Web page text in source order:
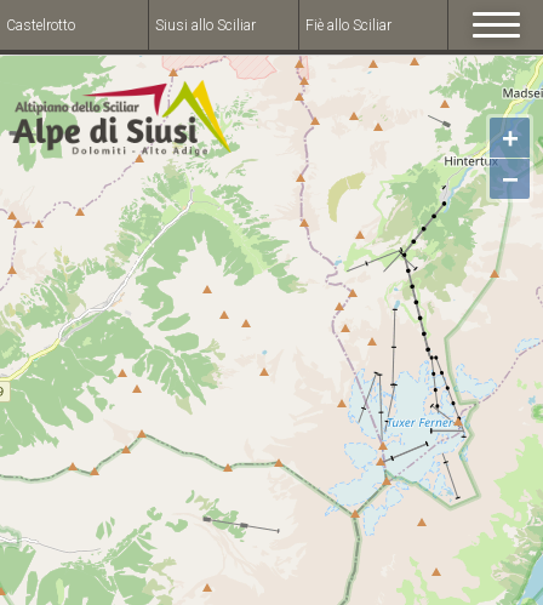
Castelrotto Siusi allo Sciliar Fiè allo Sciliar
+
−